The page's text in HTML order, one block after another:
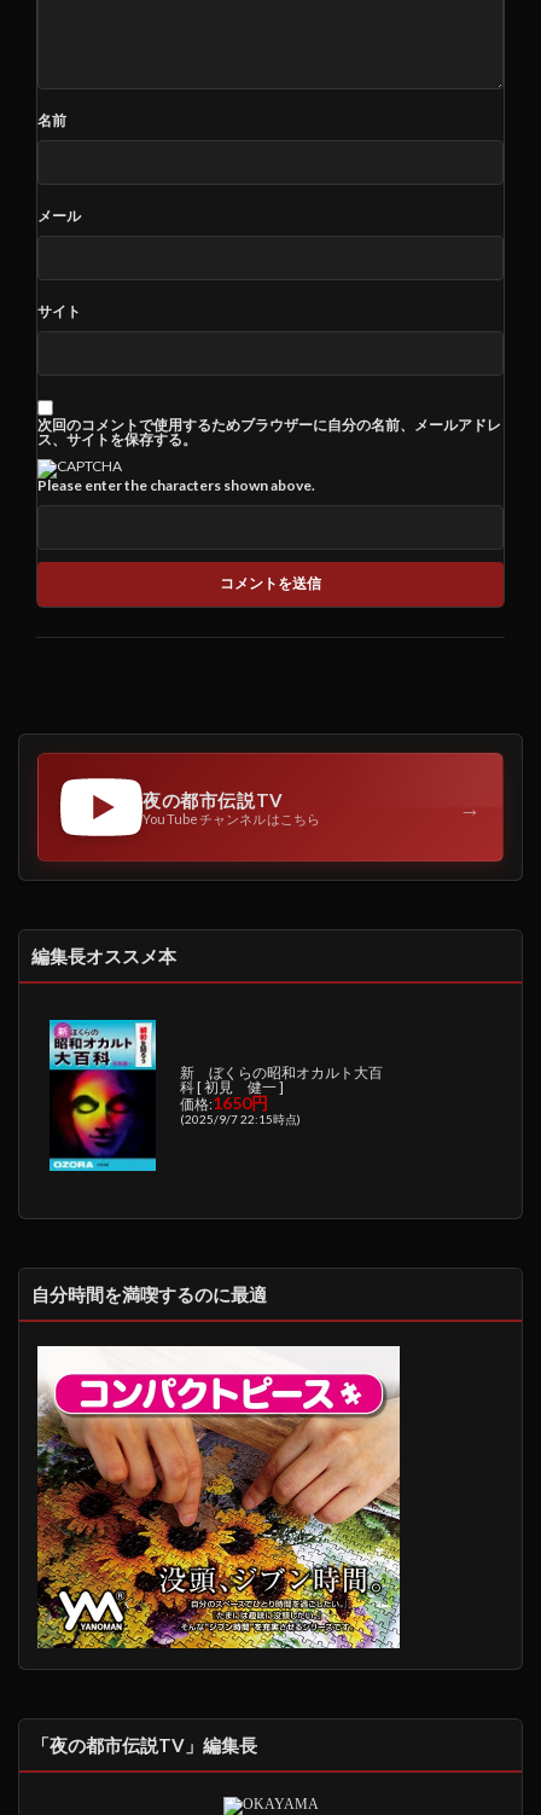
名前
メール
サイト
次回のコメントで使用するためブラウザーに自分の名前、メールアドレ
ス、サイトを保存する。
Please enter the characters shown above.
夜の都市伝説TV
YouTubeチャンネルはこちら →
編集長オススメ本
新 ぼくらの昭和オカルト大百
科 [ 初見 健一 ]
価格:1650円
(2025/9/7 22:15時点)
自分時間を満喫するのに最適
「夜の都市伝説TV」編集長